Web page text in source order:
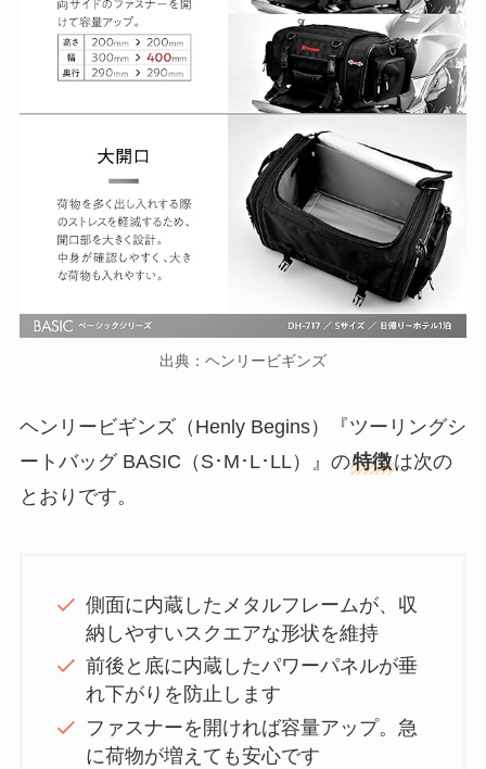
出典：ヘンリービギンズ
ヘンリービギンズ（Henly Begins）『ツーリングシ
ートバッグ BASIC（S･M･L･LL）』の特徴は次の
とおりです。
側面に内蔵したメタルフレームが、収
納しやすいスクエアな形状を維持
前後と底に内蔵したパワーパネルが垂
れ下がりを防止します
ファスナーを開ければ容量アップ。急
に荷物が増えても安心です